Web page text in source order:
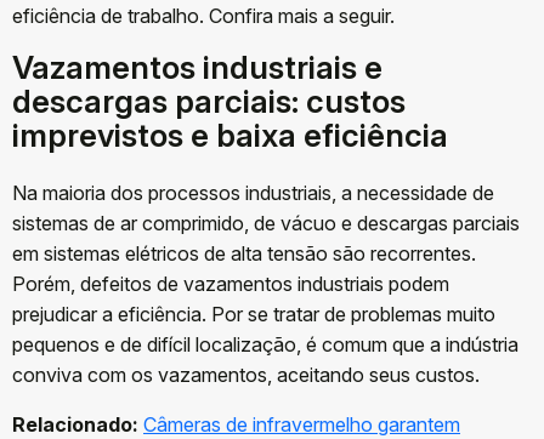
eficiência de trabalho. Confira mais a seguir.
Vazamentos industriais e
descargas parciais: custos
imprevistos e baixa eficiência
Na maioria dos processos industriais, a necessidade de
sistemas de ar comprimido, de vácuo e descargas parciais
em sistemas elétricos de alta tensão são recorrentes.
Porém, defeitos de vazamentos industriais podem
prejudicar a eficiência. Por se tratar de problemas muito
pequenos e de difícil localização, é comum que a indústria
conviva com os vazamentos, aceitando seus custos.
Relacionado: Câmeras de infravermelho garantem